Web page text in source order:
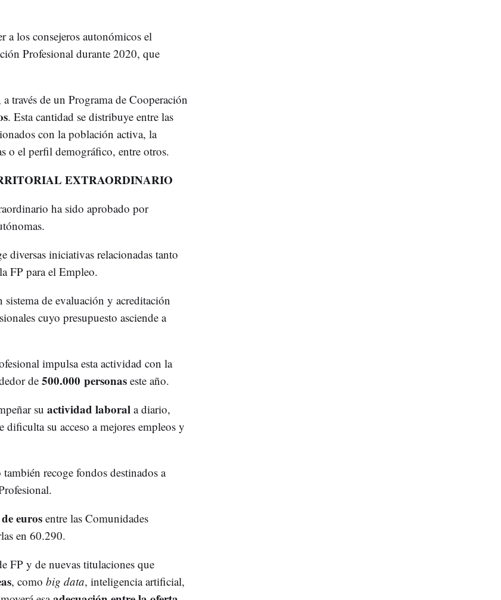
a los consejeros autonómicos el
Profesional durante 2020, que
a través de un Programa de Cooperación
. Esta cantidad se distribuye entre las
con la población activa, la
o el perfil demográfico, entre otros.
EXTRAORDINARIO
ha sido aprobado por
diversas iniciativas relacionadas tanto
FP para el Empleo.
sistema de evaluación y acreditación
cuyo presupuesto asciende a
impulsa esta actividad con la
de 500.000 personaseste año.
su actividad laboral a diario,
dificulta su acceso a mejores empleos y
recoge fondos destinados a
eurosentre las Comunidades
en 60.290.
FP y de nuevas titulaciones que
, como big data, inteligencia artificial,